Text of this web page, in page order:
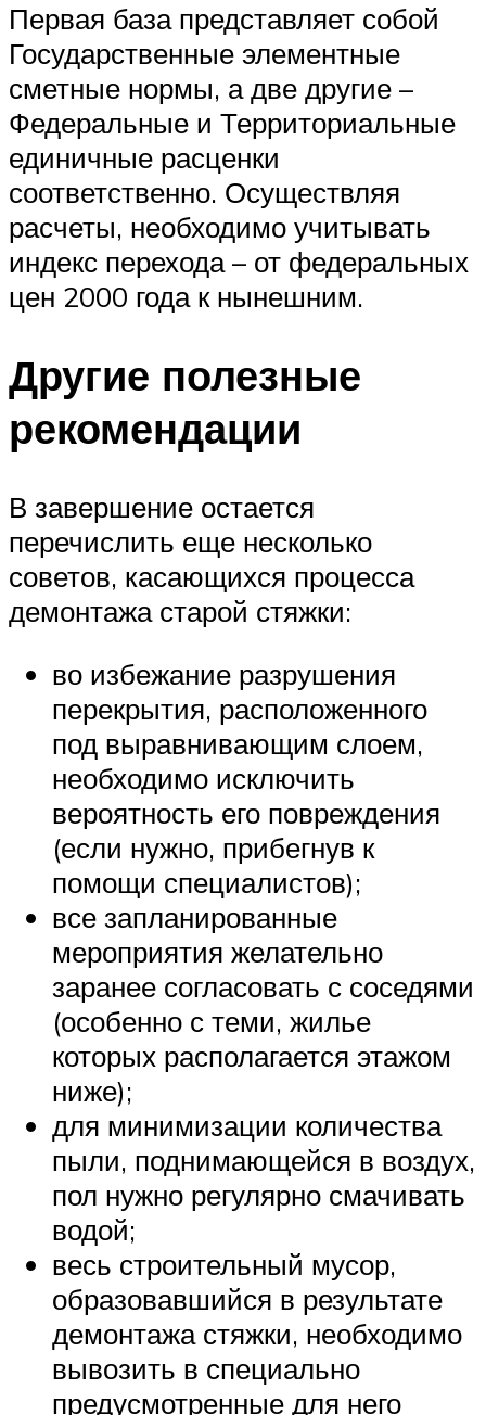
Первая база представляет собой
Государственные элементные
сметные нормы, а две другие –
Федеральные и Территориальные
единичные расценки
соответственно. Осуществляя
расчеты, необходимо учитывать
индекс перехода – от федеральных
цен 2000 года к нынешним.
Другие полезные
рекомендации
В завершение остается
перечислить еще несколько
советов, касающихся процесса
демонтажа старой стяжки:
во избежание разрушения
перекрытия, расположенного
под выравнивающим слоем,
необходимо исключить
вероятность его повреждения
(если нужно, прибегнув к
помощи специалистов);
все запланированные
мероприятия желательно
заранее согласовать с соседями
(особенно с теми, жилье
которых располагается этажом
ниже);
для минимизации количества
пыли, поднимающейся в воздух,
пол нужно регулярно смачивать
водой;
весь строительный мусор,
образовавшийся в результате
демонтажа стяжки, необходимо
вывозить в специально
предусмотренные для него